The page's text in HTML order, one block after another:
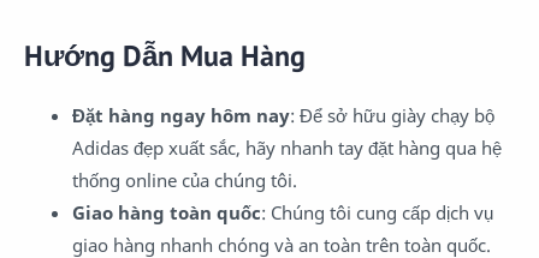
Hướng Dẫn Mua Hàng
Đặt hàng ngay hôm nay: Để sở hữu giày chạy bộ
Adidas đẹp xuất sắc, hãy nhanh tay đặt hàng qua hệ
thống online của chúng tôi.
Giao hàng toàn quốc: Chúng tôi cung cấp dịch vụ
giao hàng nhanh chóng và an toàn trên toàn quốc.